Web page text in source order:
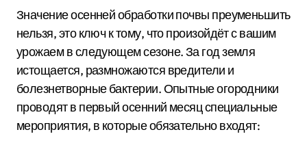
Значение осенней обработки почвы преуменьшить
нельзя, это ключ к тому, что произойдёт с вашим
урожаем в следующем сезоне. За год земля
истощается, размножаются вредители и
болезнетворные бактерии. Опытные огородники
проводят в первый осенний месяц специальные
мероприятия, в которые обязательно входят: